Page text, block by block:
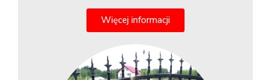
Więcej informacji